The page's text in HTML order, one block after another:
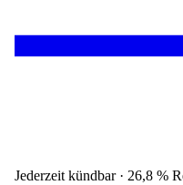
Jederzeit kündbar · 26,8 %